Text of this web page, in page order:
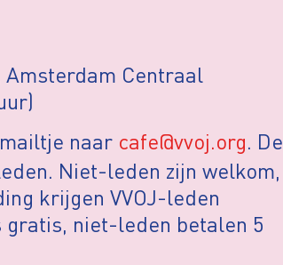
Centraal
naar cafe@vvoj.org. De
Niet-leden zijn welkom,
krijgen VVOJ-leden
gratis, niet-leden betalen 5